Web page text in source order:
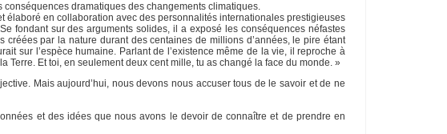
dramatiques des changements climatiques.
élaboré en collaboration avec des personnalités internationales prestigieuses
fondant sur des arguments solides, il a exposé les conséquences néfastes
par la nature durant des centaines de millions d’années, le pire étant
sur l’espèce humaine. Parlant de l’existence même de la vie, il reproche à
Terre. Et toi, en seulement deux cent mille, tu as changé la face du monde. »
Mais aujourd’hui, nous devons nous accuser tous de le savoir et de ne
et des idées que nous avons le devoir de connaître et de prendre en